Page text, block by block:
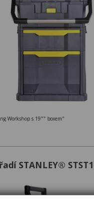
Workshop s 19"" boxem"
STANLEY®